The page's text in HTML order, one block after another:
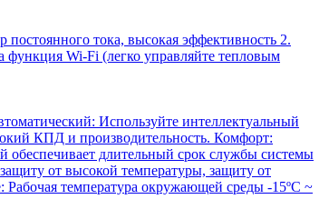
тока, высокая эффективность 2.
функция Wi-Fi (легко управляйте тепловым
Используйте интеллектуальный
КПД и производительность. Комфорт:
обеспечивает длительный срок службы системы
от высокой температуры, защиту от
температура окружающей среды -15ºC ~